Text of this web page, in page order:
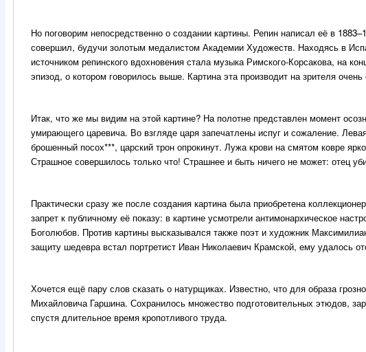
Но поговорим непосредственно о создании картины. Репин написал её в
совершил, будучи золотым медалистом Академии Художеств. Находясь в
источником репинского вдохновения стала музыка Римского-Корсакова, на
эпизод, о котором говорилось выше. Картина эта производит на зрителя
Итак, что же мы видим на этой картине? На полотне представлен момент
умирающего царевича. Во взгляде царя запечатлены испуг и сожаление.
брошенный посох***, царский трон опрокинут. Лужа крови на смятом ковре
Страшное совершилось только что! Страшнее и быть ничего не может: отец
Практически сразу же после создания картина была приобретена
запрет к публичному её показу: в картине усмотрели антимонархическое
Боголюбов. Против картины высказывался также поэт и художник
защиту шедевра встал портретист Иван Николаевич Крамской, ему удалось
Хочется ещё пару слов сказать о натурщиках. Известно, что для образа
Михайловича Гаршина. Сохранилось множество подготовительных этюдов,
спустя длительное время кропотливого труда.